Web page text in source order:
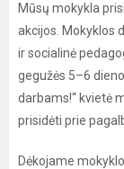
Mūsų mokykla
akcijos. Mokyklos
ir socialinė
gegužės 5–6
darbams!“ kvietė
prisidėti prie
Dėkojame